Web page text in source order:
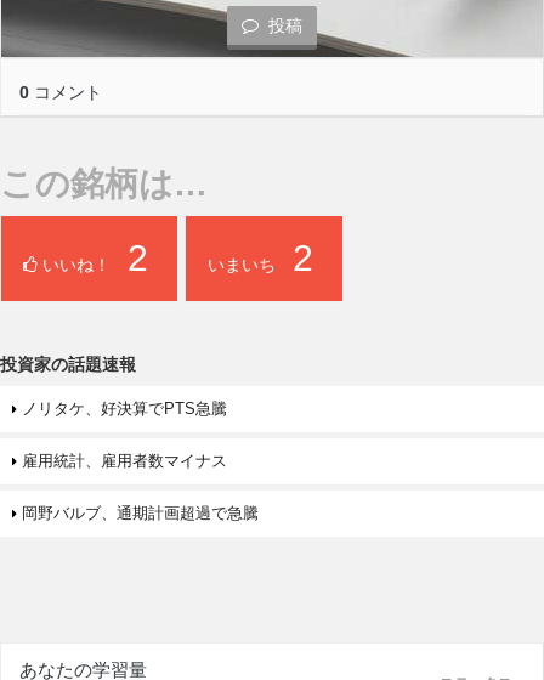
投稿
0 コメント
この銘柄は…
いいね！ 2 いまいち 2
投資家の話題速報
ノリタケ、好決算でPTS急騰
雇用統計、雇用者数マイナス
岡野バルブ、通期計画超過で急騰
あなたの学習量